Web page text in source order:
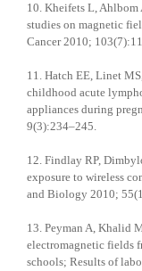
10. Kheifets L, Ahlbom
studies on magnetic
Cancer 2010;
11. Hatch EE, Linet
childhood acute
appliances during
9(3):234–245.
12. Findlay RP,
exposure to wireless
and Biology 2010;
13. Peyman A, Khalid
electromagnetic fields
schools; Results of